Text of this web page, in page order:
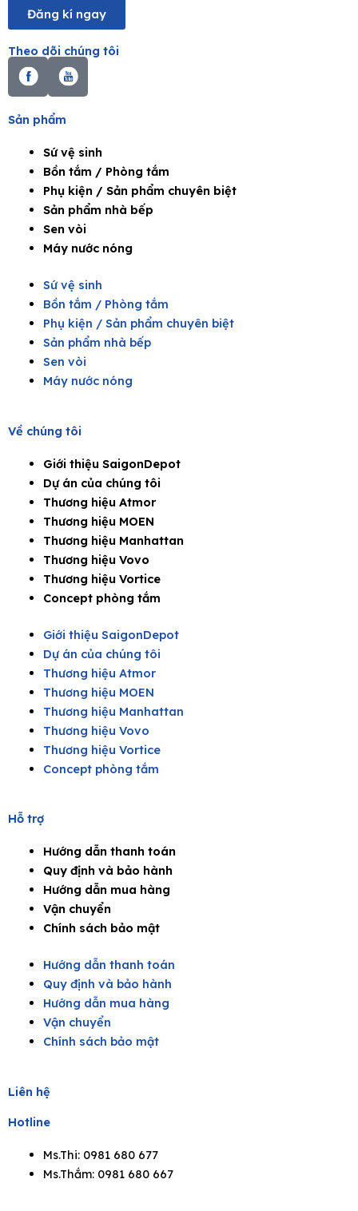
Đăng kí ngay
Theo dõi chúng tôi
Sản phẩm
Sứ vệ sinh
Bồn tắm / Phòng tắm
Phụ kiện / Sản phẩm chuyên biệt
Sản phẩm nhà bếp
Sen vòi
Máy nước nóng
Sứ vệ sinh
Bồn tắm / Phòng tắm
Phụ kiện / Sản phẩm chuyên biệt
Sản phẩm nhà bếp
Sen vòi
Máy nước nóng
Về chúng tôi
Giới thiệu SaigonDepot
Dự án của chúng tôi
Thương hiệu Atmor
Thương hiệu MOEN
Thương hiệu Manhattan
Thương hiệu Vovo
Thương hiệu Vortice
Concept phòng tắm
Giới thiệu SaigonDepot
Dự án của chúng tôi
Thương hiệu Atmor
Thương hiệu MOEN
Thương hiệu Manhattan
Thương hiệu Vovo
Thương hiệu Vortice
Concept phòng tắm
Hỗ trợ
Hướng dẫn thanh toán
Quy định và bảo hành
Hướng dẫn mua hàng
Vận chuyển
Chính sách bảo mật
Hướng dẫn thanh toán
Quy định và bảo hành
Hướng dẫn mua hàng
Vận chuyển
Chính sách bảo mật
Liên hệ
Hotline
Ms.Thi: 0981 680 677
Ms.Thắm: 0981 680 667